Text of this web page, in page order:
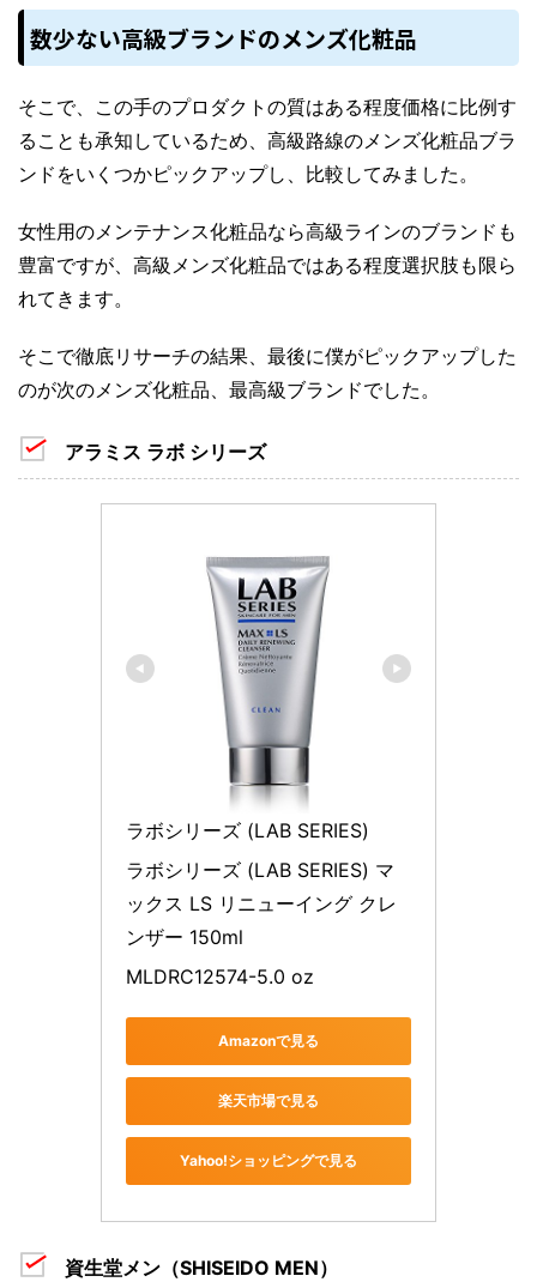
数少ない高級ブランドのメンズ化粧品
そこで、この手のプロダクトの質はある程度価格に比例す
ることも承知しているため、高級路線のメンズ化粧品ブラ
ンドをいくつかピックアップし、比較してみました。
女性用のメンテナンス化粧品なら高級ラインのブランドも
豊富ですが、高級メンズ化粧品ではある程度選択肢も限ら
れてきます。
そこで徹底リサーチの結果、最後に僕がピックアップした
のが次のメンズ化粧品、最高級ブランドでした。
アラミス ラボ シリーズ
ラボシリーズ (LAB SERIES)
ラボシリーズ (LAB SERIES) マ
ックス LS リニューイング クレ
ンザー 150ml
MLDRC12574-5.0 oz
Amazonで見る
楽天市場で見る
Yahoo!ショッピングで見る
資生堂メン（SHISEIDO MEN）